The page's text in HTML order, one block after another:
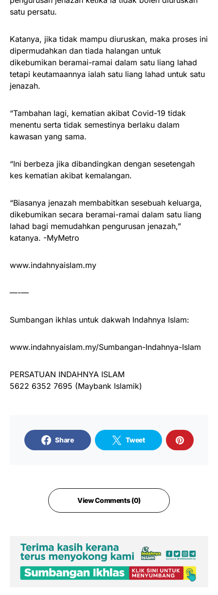
satu persatu.
Katanya, jika tidak mampu diuruskan, maka proses ini
dipermudahkan dan tiada halangan untuk
dikebumikan beramai-ramai dalam satu liang lahad
tetapi keutamaannya ialah satu liang lahad untuk satu
jenazah.
“Tambahan lagi, kematian akibat Covid-19 tidak
menentu serta tidak semestinya berlaku dalam
kawasan yang sama.
“Ini berbeza jika dibandingkan dengan sesetengah
kes kematian akibat kemalangan.
“Biasanya jenazah membabitkan sesebuah keluarga,
dikebumikan secara beramai-ramai dalam satu liang
lahad bagi memudahkan pengurusan jenazah,”
katanya. -MyMetro
www.indahnyaislam.my
—-—
Sumbangan ikhlas untuk dakwah Indahnya Islam:
www.indahnyaislam.my/Sumbangan-Indahnya-Islam
PERSATUAN INDAHNYA ISLAM
5622 6352 7695 (Maybank Islamik)
Share Tweet
View Comments (0)